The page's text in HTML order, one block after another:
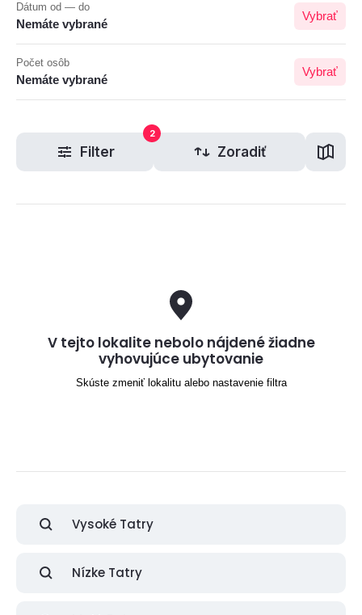
Dátum od — do
Nemáte vybrané
Vybrať
Počet osôb
Nemáte vybrané
Vybrať
Filter
2
Zoradiť
V tejto lokalite nebolo nájdené žiadne
vyhovujúce ubytovanie
Skúste zmeniť lokalitu alebo nastavenie filtra
Vysoké Tatry
Nízke Tatry